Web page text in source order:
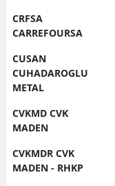
CRFSA
CARREFOURSA
CUSAN
CUHADAROGLU
METAL
CVKMD CVK
MADEN
CVKMDR CVK
MADEN - RHKP